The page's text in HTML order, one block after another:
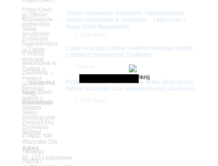
Stwórz podwodne arcydzieło: Najpiękniejsze
rośliny akwariowe w ZooNemo – Legionowo i
Nowy Dwór Mazowiecki
Upały wracają! Zadbaj o komfort swojego pupila
z matami chłodzącymi ZooNemo
Petito Pet Shop – Internetowy Sklep Zoologiczny
Online! Wszystko Dla Twojego Pupila | ZooNemo
Znajdź nas
Adres
05-120 Legionowo